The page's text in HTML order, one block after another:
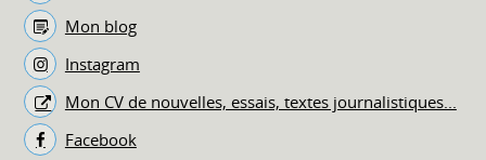
Mon blog
Instagram
Mon CV de nouvelles, essais, textes journalistiques...
Facebook